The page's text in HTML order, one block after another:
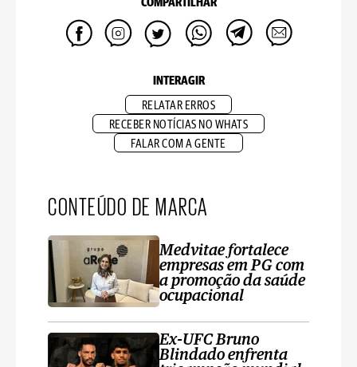
COMPARTILHAR
INTERAGIR
RELATAR ERROS
RECEBER NOTÍCIAS NO WHATS
FALAR COM A GENTE
CONTEÚDO DE MARCA
Medvitae fortalece
empresas em PG com
a promoção da saúde
ocupacional
Ex-UFC Bruno
Blindado enfrenta